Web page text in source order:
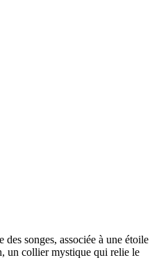
des songes, associée à une étoile
un collier mystique qui relie le